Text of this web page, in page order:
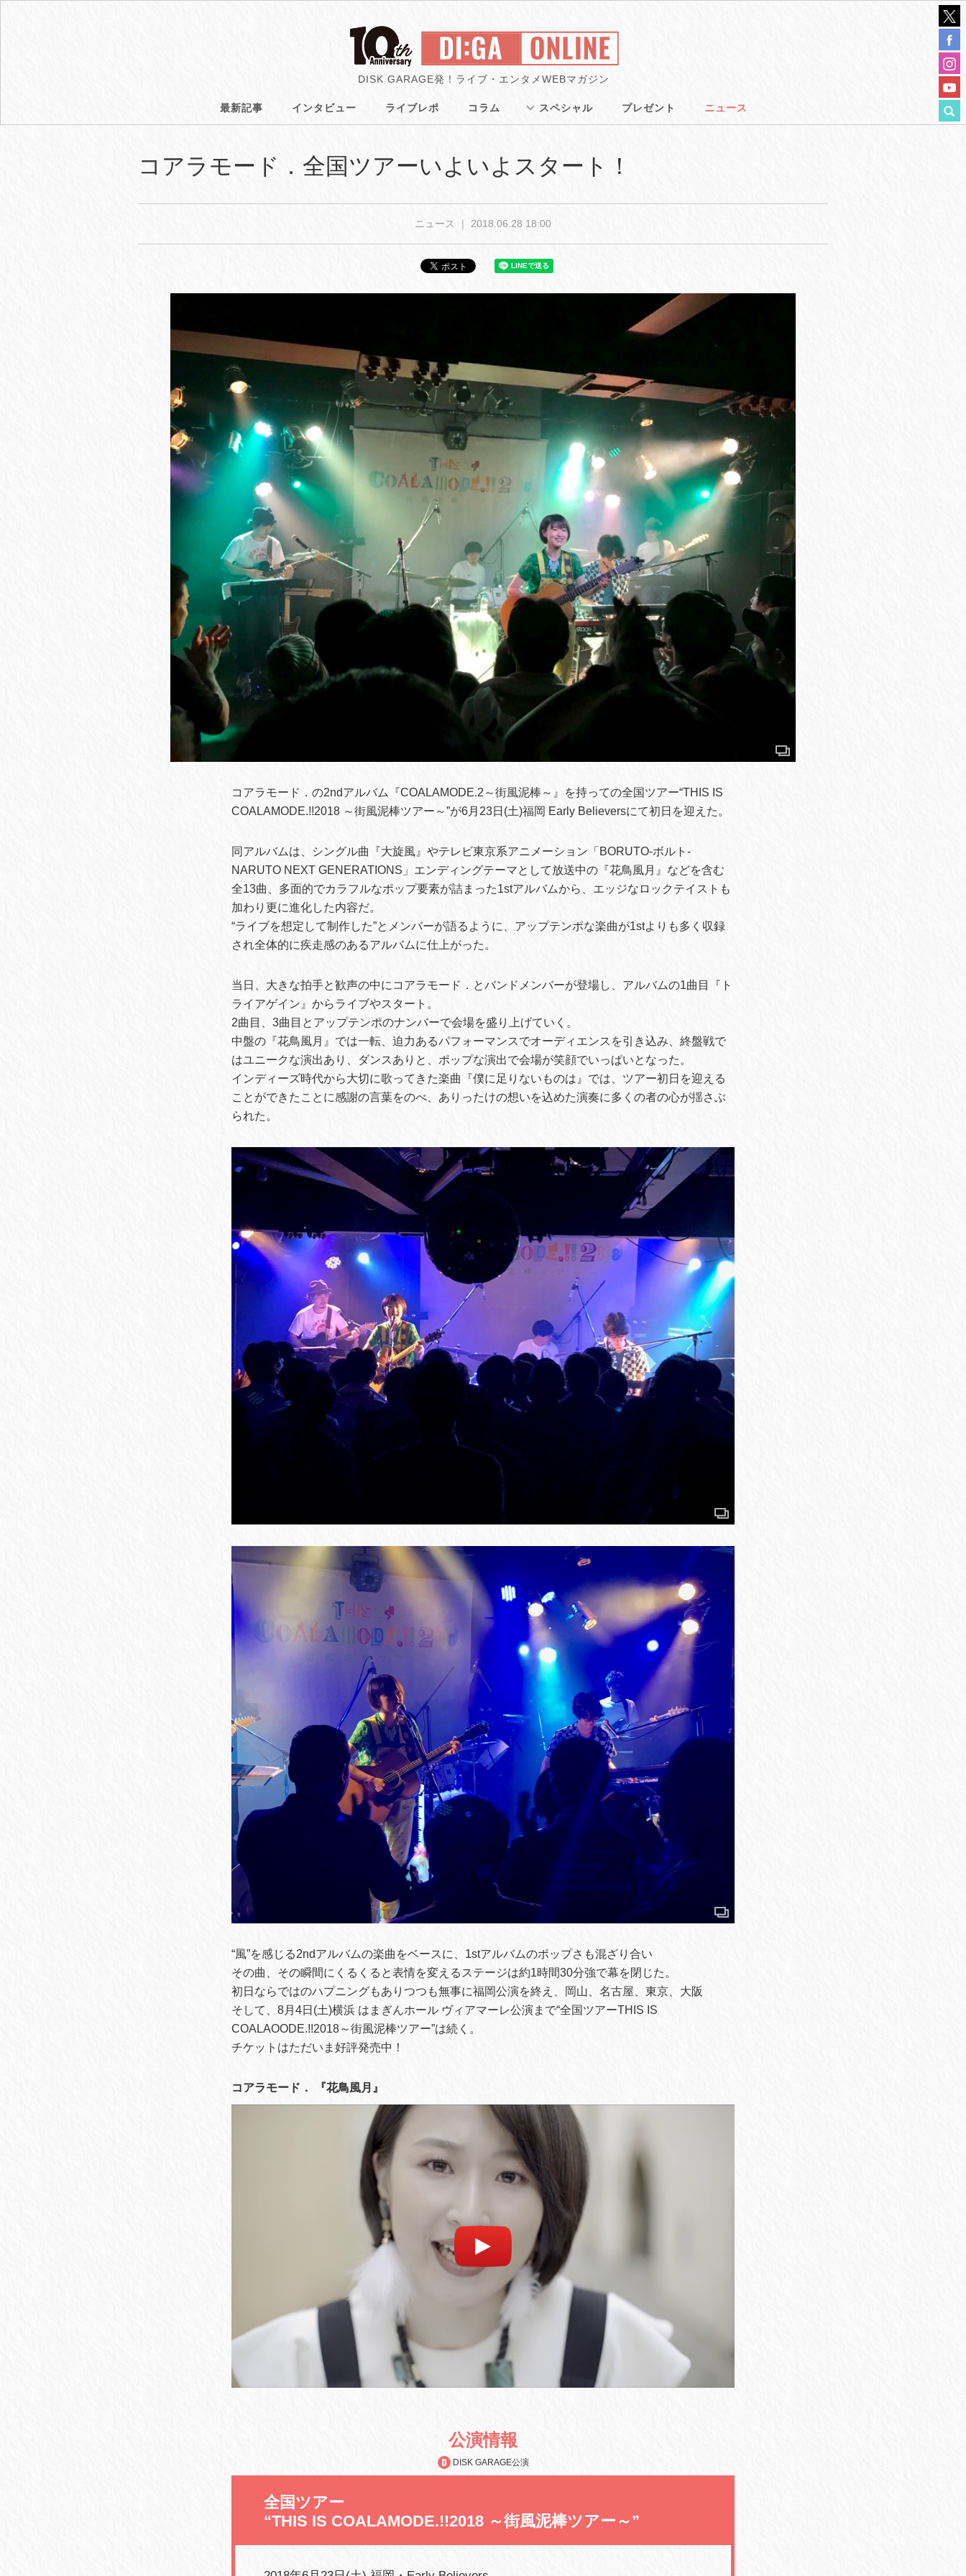
DISK GARAGE発！ライブ・エンタメWEBマガジン
最新記事 インタビュー ライブレポ コラム スペシャル プレゼント ニュース
コアラモード．全国ツアーいよいよスタート！
ニュース ｜ 2018.06.28 18:00
コアラモード．の2ndアルバム『COALAMODE.2～街風泥棒～』を持っての全国ツアー“THIS IS
COALAMODE.!!2018 ～街風泥棒ツアー～”が6月23日(土)福岡 Early Believersにて初日を迎えた。
同アルバムは、シングル曲『大旋風』やテレビ東京系アニメーション「BORUTO-ボルト-
NARUTO NEXT GENERATIONS」エンディングテーマとして放送中の『花鳥風月』などを含む
全13曲、多面的でカラフルなポップ要素が詰まった1stアルバムから、エッジなロックテイストも
加わり更に進化した内容だ。
“ライブを想定して制作した”とメンバーが語るように、アップテンポな楽曲が1stよりも多く収録
され全体的に疾走感のあるアルバムに仕上がった。
当日、大きな拍手と歓声の中にコアラモード．とバンドメンバーが登場し、アルバムの1曲目『ト
ライアゲイン』からライブやスタート。
2曲目、3曲目とアップテンポのナンバーで会場を盛り上げていく。
中盤の『花鳥風月』では一転、迫力あるパフォーマンスでオーディエンスを引き込み、終盤戦で
はユニークな演出あり、ダンスありと、ポップな演出で会場が笑顔でいっぱいとなった。
インディーズ時代から大切に歌ってきた楽曲『僕に足りないものは』では、ツアー初日を迎える
ことができたことに感謝の言葉をのべ、ありったけの想いを込めた演奏に多くの者の心が揺さぶ
られた。
“風”を感じる2ndアルバムの楽曲をベースに、1stアルバムのポップさも混ざり合い
その曲、その瞬間にくるくると表情を変えるステージは約1時間30分強で幕を閉じた。
初日ならではのハプニングもありつつも無事に福岡公演を終え、岡山、名古屋、東京、大阪
そして、8月4日(土)横浜 はまぎんホール ヴィアマーレ公演まで“全国ツアーTHIS IS
COALAOODE.!!2018～街風泥棒ツアー”は続く。
チケットはただいま好評発売中！
コアラモード． 『花鳥風月』
公演情報
DISK GARAGE公演
全国ツアー
“THIS IS COALAMODE.!!2018 ～街風泥棒ツアー～”